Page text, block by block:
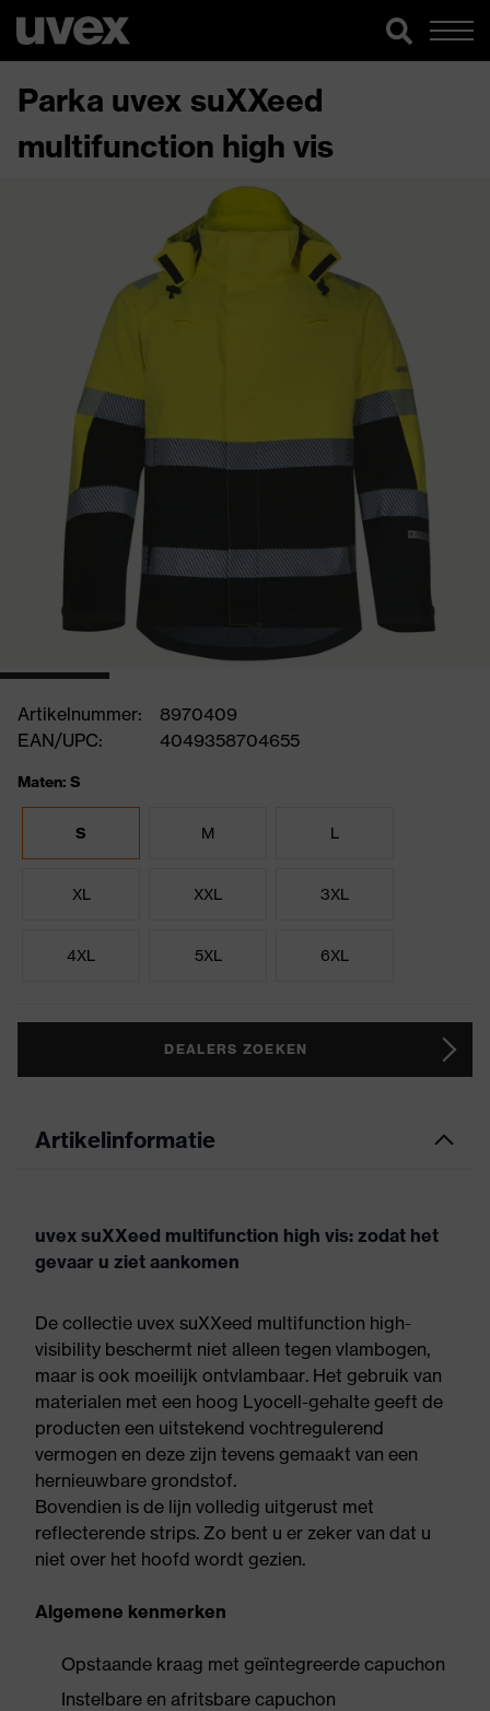
Parka uvex suXXeed
multifunction high vis
Artikelnummer:
8970409
EAN/UPC:
4049358704655
Maten: S
S M L
XL XXL 3XL
4XL 5XL 6XL
DEALERS ZOEKEN
Artikelinformatie
uvex suXXeed multifunction high vis: zodat het
gevaar u ziet aankomen
De collectie uvex suXXeed multifunction high-
visibility beschermt niet alleen tegen vlambogen,
maar is ook moeilijk ontvlambaar. Het gebruik van
materialen met een hoog Lyocell-gehalte geeft de
producten een uitstekend vochtregulerend
vermogen en deze zijn tevens gemaakt van een
hernieuwbare grondstof.
Bovendien is de lijn volledig uitgerust met
reflecterende strips. Zo bent u er zeker van dat u
niet over het hoofd wordt gezien.
Algemene kenmerken
Opstaande kraag met geïntegreerde capuchon
Instelbare en afritsbare capuchon